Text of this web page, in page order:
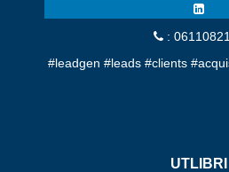
:
#leadgen #leads #clients
UTLIBRI